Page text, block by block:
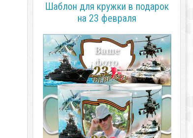
Шаблон для кружки в подарок
на 23 февраля